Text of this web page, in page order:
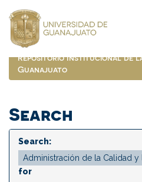
navigation
Repositorio Institucional de
Guanajuato
Search
Search:
for